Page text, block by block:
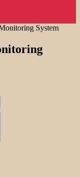
System